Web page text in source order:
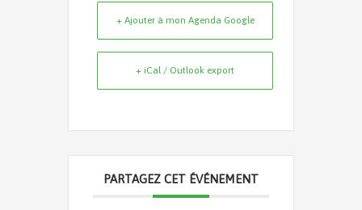
+ Ajouter à mon Agenda Google
+ iCal / Outlook export
PARTAGEZ CET ÉVÉNEMENT